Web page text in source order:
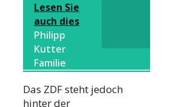
Lesen Sie
auch dies
Philipp
Kutter
Familie
Das ZDF steht jedoch
hinter der